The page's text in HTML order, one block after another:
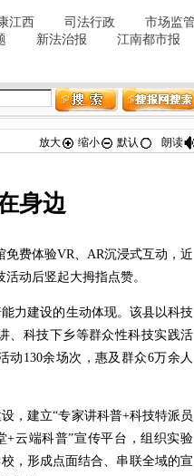
放大 缩小 默认 朗读
身边
费体验VR、AR沉浸式互动，近
动后竖起大拇指点赞。
力建设的生动体现。该县以科技
、科技下乡等群众性科技实践活
动130余场次，惠及群众6万余人
建立“专家讲科普+科技特派员
+云端科普”宣传平台，组织实验
，形成点面结合、串联全域的宣